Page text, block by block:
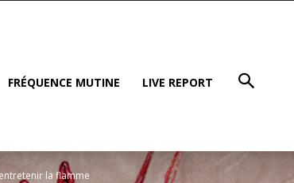
FRÉQUENCE MUTINE LIVE REPORT
la flamme